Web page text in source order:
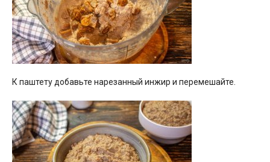
К паштету добавьте нарезанный инжир и перемешайте.